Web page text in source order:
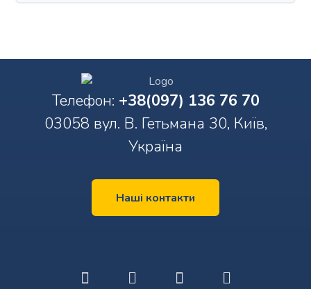
Телефон: +38(097) 136 76 70
03058 вул. В. Гетьмана 30, Київ,
Україна
Наші контакти